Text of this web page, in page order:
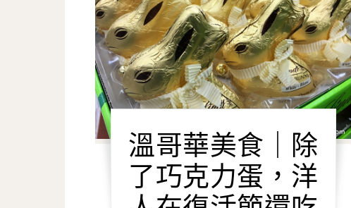
溫哥華美食｜除
了巧克力蛋，洋